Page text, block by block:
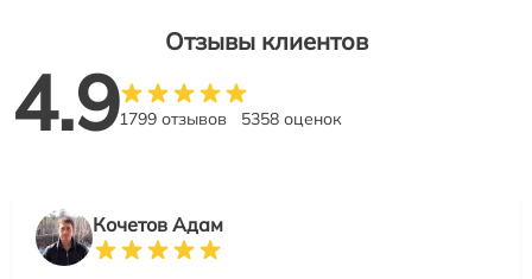
Отзывы клиентов
4.91799 отзывов 5358 оценок
Кочетов Адам